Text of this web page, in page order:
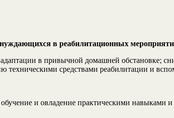
нуждающихся в реабилитационных
в привычной домашней обстановке;
средствами реабилитации и
и овладение практическими навыками